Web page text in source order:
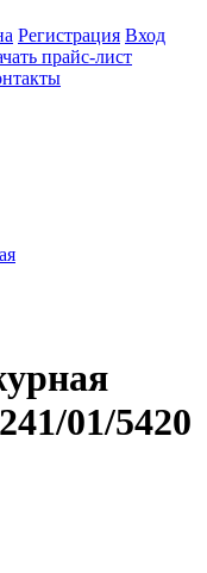
Регистрация Вход
прайс-лист
01/5420